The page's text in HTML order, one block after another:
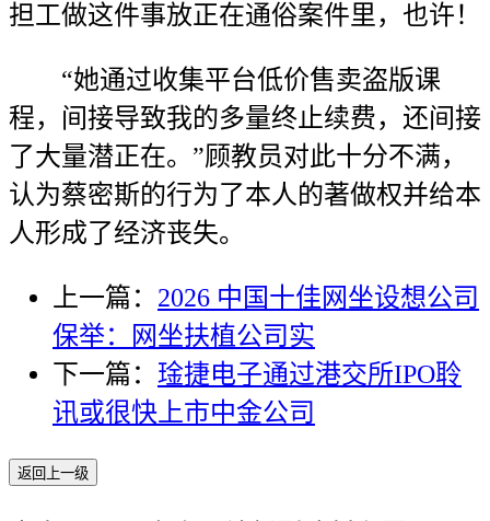
担工做这件事放正在通俗案件里，也许！
“她通过收集平台低价售卖盗版课
程，间接导致我的多量终止续费，还间接
了大量潜正在。”顾教员对此十分不满，
认为蔡密斯的行为了本人的著做权并给本
人形成了经济丧失。
上一篇： 2026 中国十佳网坐设想公司
保举：网坐扶植公司实
下一篇： 琻捷电子通过港交所IPO聆
讯或很快上市中金公司
返回上一级